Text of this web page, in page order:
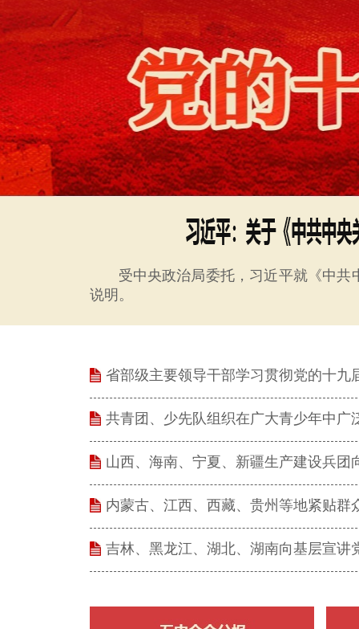
受中央政治局委托，习近平就《中
说明。
省部级主要领导干部学习贯彻党的十九
共青团、少先队组织在广大青少年中广
山西、海南、宁夏、新疆生产建设兵团
内蒙古、江西、西藏、贵州等地紧贴群
吉林、黑龙江、湖北、湖南向基层宣讲